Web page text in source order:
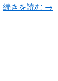
続きを読む →